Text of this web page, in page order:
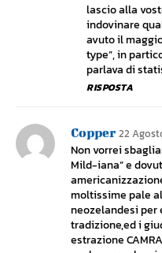
lascio alla
indovinare
avuto il
type”, in
parlava di
RISPOSTA
Copper 22
Non vorrei
Mild-iana” e
moltissime pale
neozelandesi per
tradizione,ed i
estrazione